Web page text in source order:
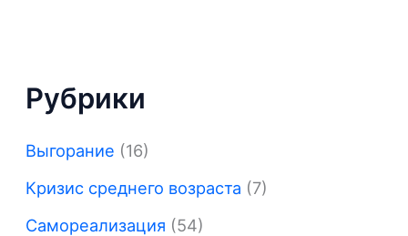
Рубрики
Выгорание (16)
Кризис среднего возраста (7)
Самореализация (54)